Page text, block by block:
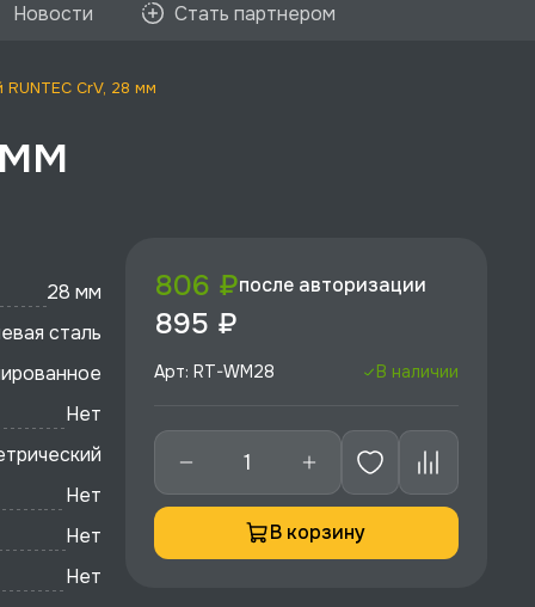
Новости Стать партнером
CrV, 28 мм
28 мм
сталь
Нет
Нет
Нет
Нет
806 ₽после авторизации
895 ₽
Арт: RT-WM28 В наличии
В корзину